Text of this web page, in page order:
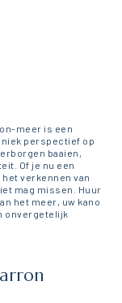
meer is een
perspectief op
baaien,
Of je nu een
verkennen van
mag missen. Huur
het meer, uw kano
onvergetelijk